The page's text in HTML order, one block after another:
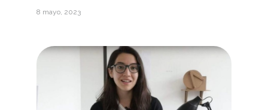
8 mayo, 2023